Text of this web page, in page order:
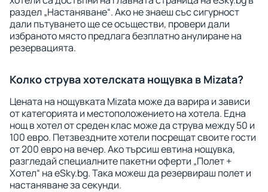
раздел „Настаняване“. Ако не знаеш със сигурност
дали пътуването ще се осъществи, провери дали
избраното място предлага безплатно анулиране на
резервацията.
Колко струва хотелската нощувка в Mizata?
Цената на нощувката Mizata може да варира и зависи
от категорията и местоположението на хотела. Една
нощ в хотел от среден клас може да струва между 50 и
100 евро. Петзвездните хотели посрещат своите гости
от 200 евро на вечер. Ако търсиш евтина нощувка,
разгледай специалните пакетни оферти „Полет +
Хотел“ на eSky.bg. Така можеш да резервираш полет и
настаняване за секунди.